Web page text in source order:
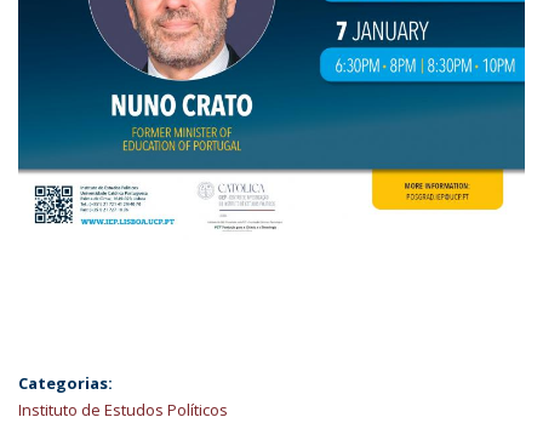
Categorias:
Instituto de Estudos Políticos